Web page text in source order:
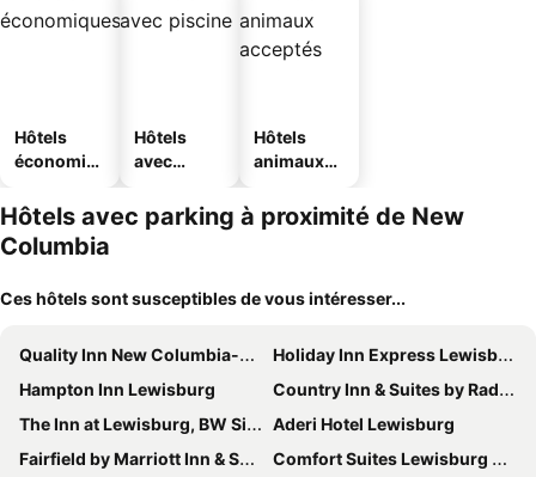
Hôtels
économiq
Hôtels
avec
Hôtels
animaux
Hôtels avec parking à proximité de New
Columbia
Ces hôtels sont susceptibles de vous intéresser...
Quality Inn New Columbia-Lewisburg
Holiday Inn Express Lewisburg/new Columbia By Ihg
Hampton Inn Lewisburg
Country Inn & Suites by Radisson, Lewisburg, PA
The Inn at Lewisburg, BW Signature Collection
Aderi Hotel Lewisburg
Fairfield by Marriott Inn & Suites Lewisburg
Comfort Suites Lewisburg near University